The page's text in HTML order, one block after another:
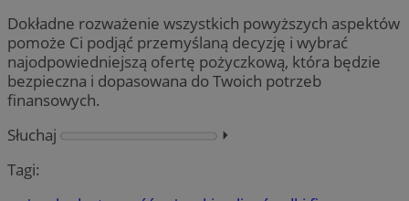
Dokładne rozważenie wszystkich powyższych aspektów
pomoże Ci podjąć przemyślaną decyzję i wybrać
najodpowiedniejszą ofertę pożyczkową, która będzie
bezpieczna i dopasowana do Twoich potrzeb
finansowych.
Słuchaj
⏵︎
Tagi: